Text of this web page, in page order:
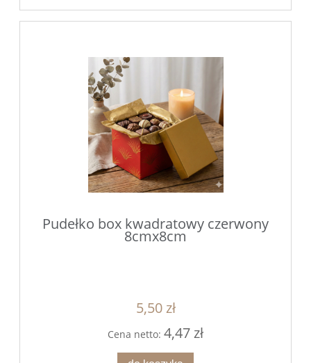
Pudełko box kwadratowy czerwony
8cmx8cm
5,50 zł
Cena netto: 4,47 zł